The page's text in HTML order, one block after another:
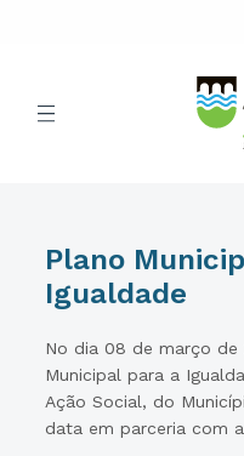
Plano
Igualdade
No dia 08 de março
Municipal para a
Ação Social, do
data em parceria com